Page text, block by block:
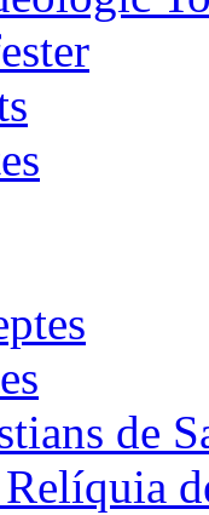
de
Relíquia